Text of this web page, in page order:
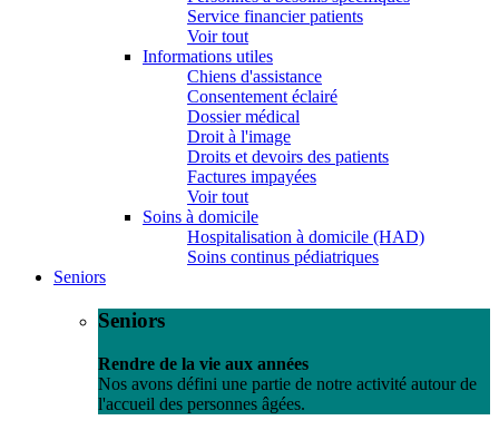
Service financier patients
Voir tout
Informations utiles
Chiens d'assistance
Consentement éclairé
Dossier médical
Droit à l'image
Droits et devoirs des patients
Factures impayées
Voir tout
Soins à domicile
Hospitalisation à domicile (HAD)
Soins continus pédiatriques
Seniors
Seniors
Rendre de la vie aux années
Nos avons défini une partie de notre activité autour de
l'accueil des personnes âgées.